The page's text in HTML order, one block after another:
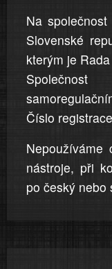
Na
Slovenské
kterým je
Číslo
Nepoužíváme
nástroje, při
po český nebo